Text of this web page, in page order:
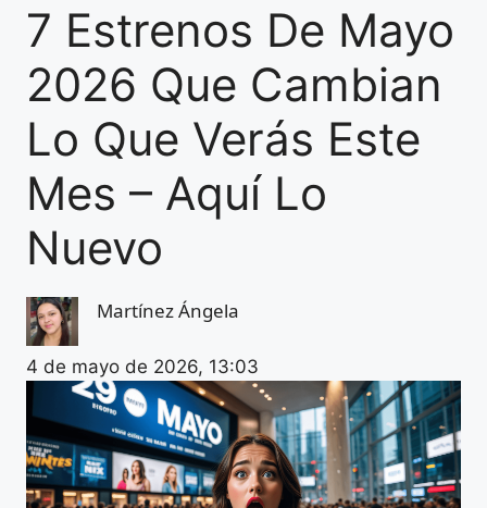
7 Estrenos De Mayo
2026 Que Cambian
Lo Que Verás Este
Mes – Aquí Lo
Nuevo
Martínez Ángela
4 de mayo de 2026, 13:03